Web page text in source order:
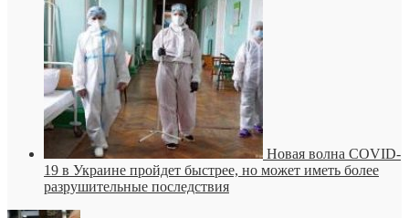
Новая волна COVID-
19 в Украине пройдет быстрее, но может иметь более
разрушительные последствия